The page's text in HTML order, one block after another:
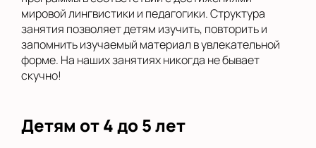
мировой лингвистики и педагогики. Структура
занятия позволяет детям изучить, повторить и
запомнить изучаемый материал в увлекательной
форме. На наших занятиях никогда не бывает
скучно!
Детям от 4 до 5 лет